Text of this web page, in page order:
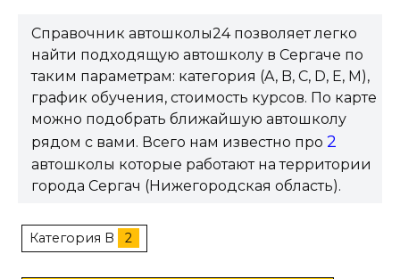
Справочник автошколы24 позволяет легко
найти подходящую автошколу в Сергаче по
таким параметрам: категория (A, B, C, D, E, M),
график обучения, стоимость курсов. По карте
можно подобрать ближайшую автошколу
рядом с вами. Всего нам известно про 2
автошколы которые работают на территории
города Сергач (Нижегородская область).
Категория B 2